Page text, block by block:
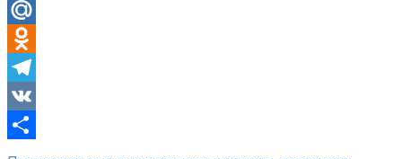
Twitter
Mail.Ru
Odnoklassniki
Telegram
VK
Отправить